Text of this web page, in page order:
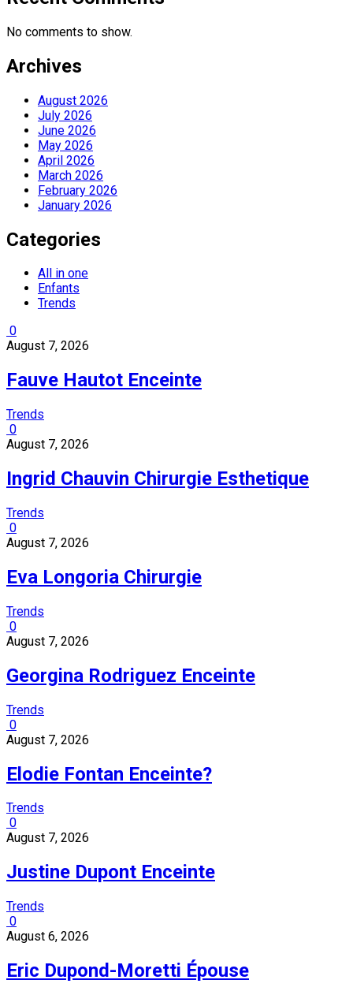
No comments to show.
Archives
August 2026
July 2026
June 2026
May 2026
April 2026
March 2026
February 2026
January 2026
Categories
All in one
Enfants
Trends
0
August 7, 2026
Fauve Hautot Enceinte
Trends
0
August 7, 2026
Ingrid Chauvin Chirurgie Esthetique
Trends
0
August 7, 2026
Eva Longoria Chirurgie
Trends
0
August 7, 2026
Georgina Rodriguez Enceinte
Trends
0
August 7, 2026
Elodie Fontan Enceinte?
Trends
0
August 7, 2026
Justine Dupont Enceinte
Trends
0
August 6, 2026
Eric Dupond-Moretti Épouse